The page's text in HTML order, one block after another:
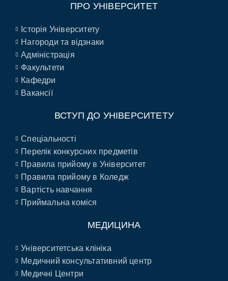
ПРО УНІВЕРСИТЕТ
Історія Університету
Нагороди та відзнаки
Адміністрація
Факультети
Кафедри
Вакансії
ВСТУП ДО УНІВЕРСИТЕТУ
Спеціальності
Перелік конкурсних предметів
Правила прийому в Університет
Правила прийому в Коледж
Вартість навчання
Приймальна коміся
МЕДИЦИНА
Університетська клініка
Медичний консультативний центр
Медичні Центри